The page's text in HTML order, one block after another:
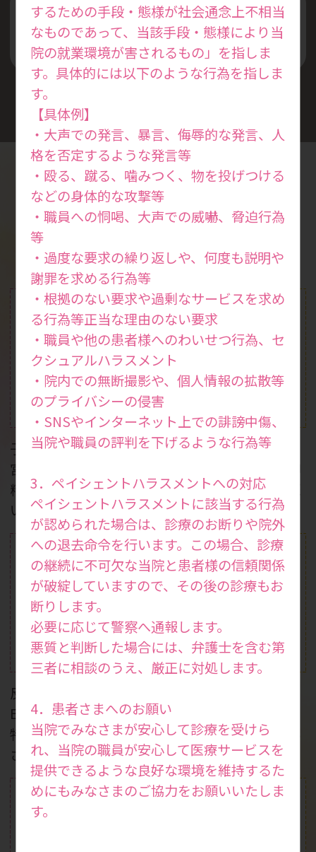
するための手段・態様が社会通念上不相当
なものであって、当該手段・態様により当
院の就業環境が害されるもの」を指しま
す。具体的には以下のような行為を指しま
す。
【具体例】
・大声での発言、暴言、侮辱的な発言、人
格を否定するような発言等
・殴る、蹴る、噛みつく、物を投げつける
などの身体的な攻撃等
・職員への恫喝、大声での威嚇、脅迫行為
等
・過度な要求の繰り返しや、何度も説明や
謝罪を求める行為等
・根拠のない要求や過剰なサービスを求め
る行為等正当な理由のない要求
・職員や他の患者様へのわいせつ行為、セ
クシュアルハラスメント
・院内での無断撮影や、個人情報の拡散等
のプライバシーの侵害
・SNSやインターネット上での誹謗中傷、
当院や職員の評判を下げるような行為等
3．ペイシェントハラスメントへの対応
ペイシェントハラスメントに該当する行為
が認められた場合は、診療のお断りや院外
への退去命令を行います。この場合、診療
の継続に不可欠な当院と患者様の信頼関係
が破綻していますので、その後の診療もお
断りします。
必要に応じて警察へ通報します。
悪質と判断した場合には、弁護士を含む第
三者に相談のうえ、厳正に対処します。
4．患者さまへのお願い
当院でみなさまが安心して診療を受けら
れ、当院の職員が安心して医療サービスを
提供できるような良好な環境を維持するた
めにもみなさまのご協力をお願いいたしま
す。
丁寧な説明と安全な診察を
心掛けています
診療案内
Medical
一般不妊治療
子宮鏡検査やX線下子
宮卵管造影検査、一般
精液検査などを行って
います。
二段階胚移植やSEET
子活性化などの生殖医
療を行っています。
反復着床不全
反復着床不全の場合は
ERA検査で移植時期を
特定し、妊娠率を向上
させます。
ク
もちろん、健康状態を
知りたい方も受けてい
ただける検査です。